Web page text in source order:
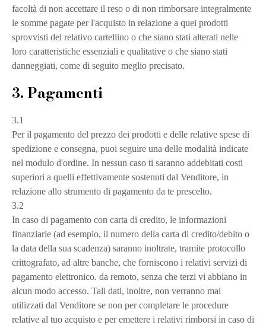
facoltà di non accettare il reso o di non rimborsare integralmente
le somme pagate per l'acquisto in relazione a quei prodotti
sprovvisti del relativo cartellino o che siano stati alterati nelle
loro caratteristiche essenziali e qualitative o che siano stati
danneggiati, come di seguito meglio precisato.
3. Pagamenti
3.1
Per il pagamento del prezzo dei prodotti e delle relative spese di
spedizione e consegna, puoi seguire una delle modalità indicate
nel modulo d'ordine. In nessun caso ti saranno addebitati costi
superiori a quelli effettivamente sostenuti dal Venditore, in
relazione allo strumento di pagamento da te prescelto.
3.2
In caso di pagamento con carta di credito, le informazioni
finanziarie (ad esempio, il numero della carta di credito/debito o
la data della sua scadenza) saranno inoltrate, tramite protocollo
crittografato, ad altre banche, che forniscono i relativi servizi di
pagamento elettronico. da remoto, senza che terzi vi abbiano in
alcun modo accesso. Tali dati, inoltre, non verranno mai
utilizzati dal Venditore se non per completare le procedure
relative al tuo acquisto e per emettere i relativi rimborsi in caso di